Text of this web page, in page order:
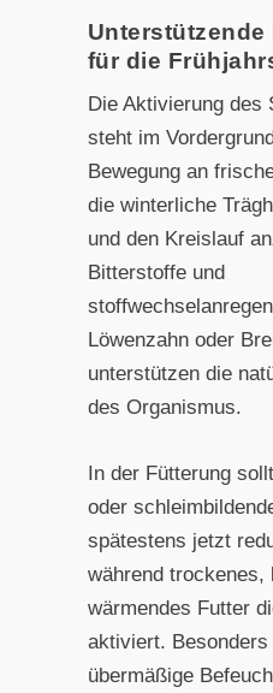
Unterstützende
für die
Die Aktivierung des
steht im
Bewegung an
die winterliche
und den Kreislauf
Bitterstoffe und
Löwenzahn oder
unterstützen die
des Organismus.
In der Fütterung
oder
spätestens jetzt
während trockenes,
wärmendes Futter
aktiviert.
übermäßige